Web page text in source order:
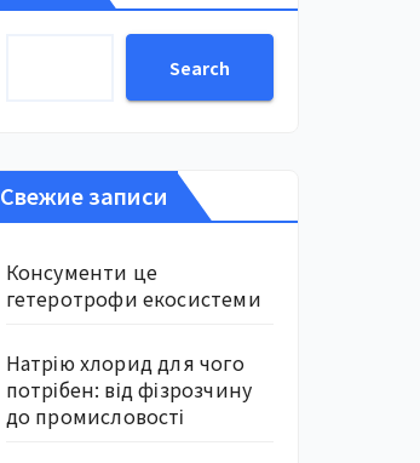
Search
Свежие записи
Консументи це
гетеротрофи екосистеми
Натрію хлорид для чого
потрібен: від фізрозчину
до промисловості